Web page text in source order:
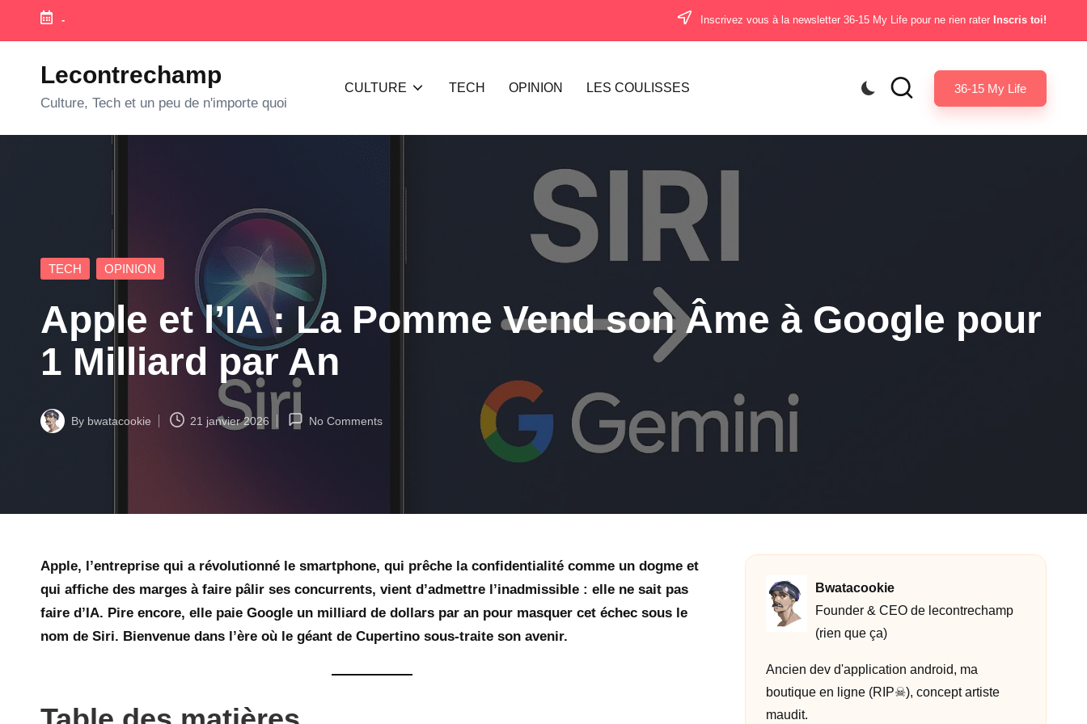
Skip
- Inscrivez vous à la newsletter 36-15 My Life pour ne rien rater Inscris toi!
Lecontrechamp
Culture, Tech et un peu de n'importe quoi
CULTURE TECH OPINION LES COULISSES 36-15 My Life
Posted
TECH OPINION
Apple et l’IA : La Pomme Vend son Âme à Google pour
1 Milliard par An
Posted
By bwatacookie 21 janvier 2026 No Comments
Apple, l’entreprise qui a révolutionné le smartphone, qui prêche la confidentialité comme un dogme et
qui affiche des marges à faire pâlir ses concurrents, vient d’admettre l’inadmissible : elle ne sait pas
faire d’IA. Pire encore, elle paie Google un milliard de dollars par an pour masquer cet échec sous le
nom de Siri. Bienvenue dans l’ère où le géant de Cupertino sous-traite son avenir.
Bwatacookie
Founder & CEO de lecontrechamp
(rien que ça)
Ancien dev d'application android, ma
boutique en ligne (RIP☠︎︎), concept artiste
maudit.